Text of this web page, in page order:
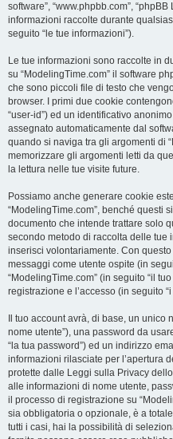
software”, “www.phpbb.com”,
informazioni raccolte durante
seguito “le tue informazioni”).
Le tue informazioni sono raccolte in
su “ModelingTime.com” il software
che sono piccoli file di testo che
browser. I primi due cookie
“user-id”) ed un identificativo
assegnato automaticamente dal
quando si naviga tra gli argomenti di
memorizzare gli argomenti letti da
la lettura nelle tue visite future.
Possiamo anche generare cookie
“ModelingTime.com”, benché questi
documento che intende trattare solo
secondo metodo di raccolta delle tue
inserisci volontariamente. Con
messaggi come utente ospite (in
“ModelingTime.com” (in seguito “il
registrazione e l’accesso (in seguito
Il tuo account avrà, di base, un
nome utente”), una password da
“la tua password”) ed un indirizzo
informazioni rilasciate per l’apertura
protette dalle Leggi sulla Privacy
alle informazioni di nome utente,
il processo di registrazione su
sia obbligatoria o opzionale, è a
tutti i casi, hai la possibilità di